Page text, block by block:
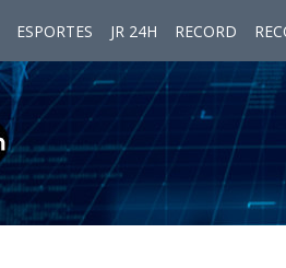
ESPORTES JR 24H RECORD